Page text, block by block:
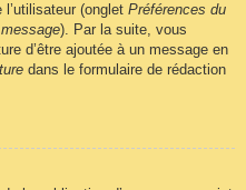
(onglet Préférences du
). Par la suite, vous
d’être ajoutée à un message en
dans le formulaire de rédaction